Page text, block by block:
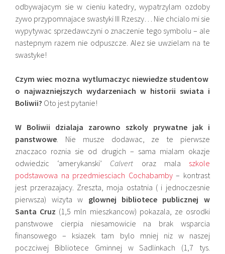
odbywajacym sie w cieniu katedry, wypatrzylam ozdoby
zywo przypomnajace swastyki III Rzeszy… Nie chcialo mi sie
wypytywac sprzedawczyni o znaczenie tego symbolu – ale
nastepnym razem nie odpuszcze. Alez sie uwzielam na te
swastyke!
Czym wiec mozna wytlumaczyc niewiedze studentow
o najwazniejszych wydarzeniach w historii swiata i
Boliwii? Oto jest pytanie!
W Boliwii dzialaja zarowno szkoly prywatne jak i
panstwowe. Nie musze dodawac, ze te pierwsze
znaczaco roznia sie od drugich – sama mialam okazje
odwiedzic ‘amerykanski’ Calvert oraz mala szkole
podstawowa na przedmiesciach Cochabamby– kontrast
jest przerazajacy. Zreszta, moja ostatnia ( i jednoczesnie
pierwsza) wizyta w glownej bibliotece publicznej w
Santa Cruz (1,5 mln mieszkancow) pokazala, ze osrodki
panstwowe cierpia niesamowicie na brak wsparcia
finansowego – ksiazek tam bylo mniej niz w naszej
poczciwej Bibliotece Gminnej w Sadlinkach (1,7 tys.